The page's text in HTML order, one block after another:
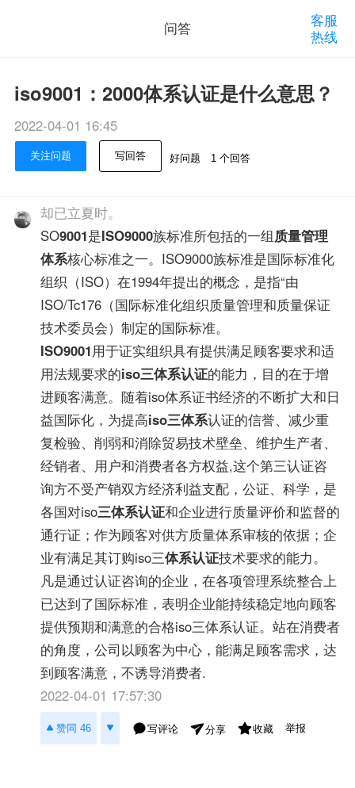
问答
客服
热线
iso9001：2000体系认证是什么意思？
2022-04-01 16:45
关注问题 写回答 好问题 1 个回答
却已立夏时。
SO9001是ISO9000族标准所包括的一组质量管理
体系核心标准之一。ISO9000族标准是国际标准化
组织（ISO）在1994年提出的概念，是指“由
ISO/Tc176（国际标准化组织质量管理和质量保证
技术委员会）制定的国际标准。
ISO9001用于证实组织具有提供满足顾客要求和适
用法规要求的iso三体系认证的能力，目的在于增
进顾客满意。随着iso体系证书经济的不断扩大和日
益国际化，为提高iso三体系认证的信誉、减少重
复检验、削弱和消除贸易技术壁垒、维护生产者、
经销者、用户和消费者各方权益,这个第三认证咨
询方不受产销双方经济利益支配，公证、科学，是
各国对iso三体系认证和企业进行质量评价和监督的
通行证；作为顾客对供方质量体系审核的依据；企
业有满足其订购iso三体系认证技术要求的能力。
凡是通过认证咨询的企业，在各项管理系统整合上
已达到了国际标准，表明企业能持续稳定地向顾客
提供预期和满意的合格iso三体系认证。站在消费者
的角度，公司以顾客为中心，能满足顾客需求，达
到顾客满意，不诱导消费者.
2022-04-01 17:57:30
赞同 46 写评论 分享 收藏 举报